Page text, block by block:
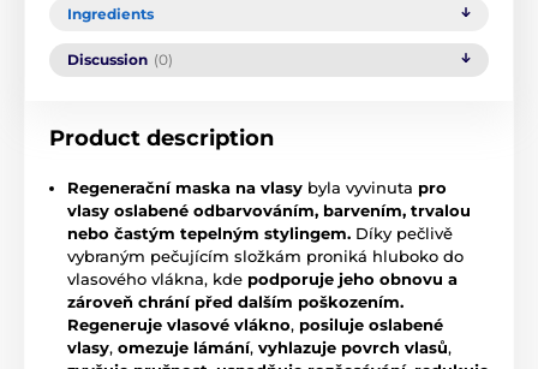
Ingredients
Discussion (0)
Product description
Regenerační maska na vlasy byla vyvinuta pro
vlasy oslabené odbarvováním, barvením, trvalou
nebo častým tepelným stylingem. Díky pečlivě
vybraným pečujícím složkám proniká hluboko do
vlasového vlákna, kde podporuje jeho obnovu a
zároveň chrání před dalším poškozením.
Regeneruje vlasové vlákno, posiluje oslabené
vlasy, omezuje lámání, vyhlazuje povrch vlasů,